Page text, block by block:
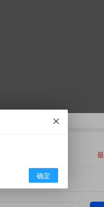
确定